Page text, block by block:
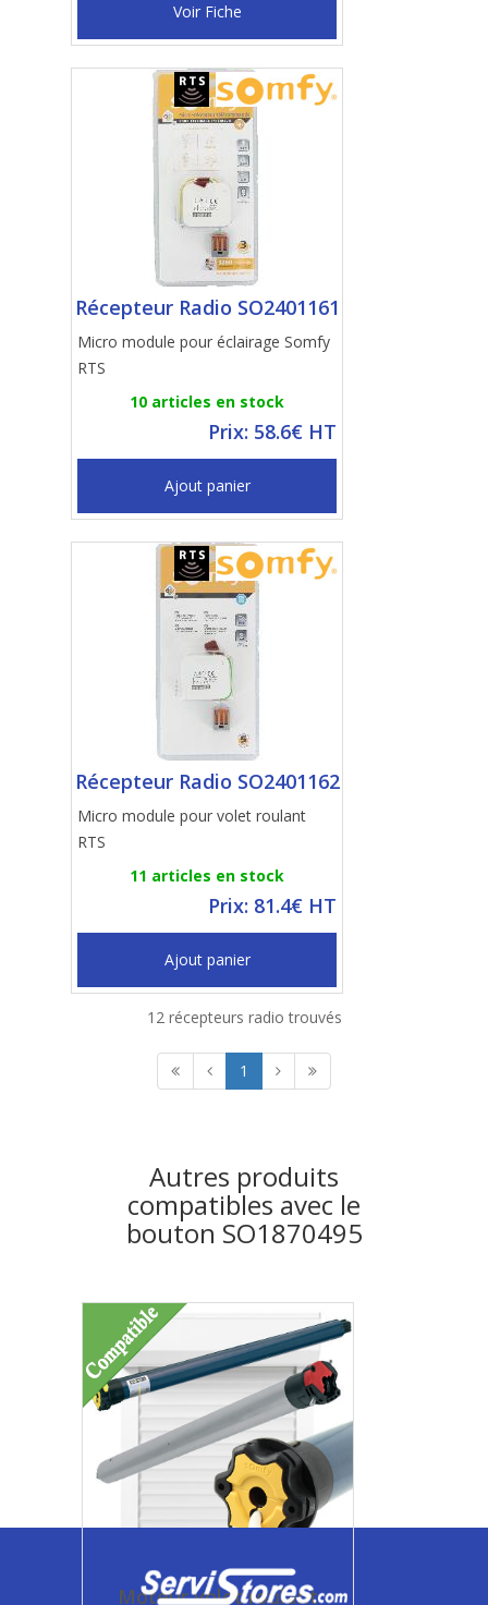
Voir Fiche
Récepteur Radio SO2401161
Micro module pour éclairage Somfy
RTS
10 articles en stock
Prix: 58.6€ HT
Ajout panier
Récepteur Radio SO2401162
Micro module pour volet roulant
RTS
11 articles en stock
Prix: 81.4€ HT
Ajout panier
12 récepteurs radio trouvés
1
Autres produits
compatibles avec le
bouton SO1870495
Moteur volet roulant